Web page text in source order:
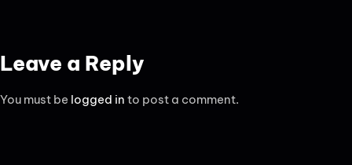
Leave a Reply
You must be logged in to post a comment.